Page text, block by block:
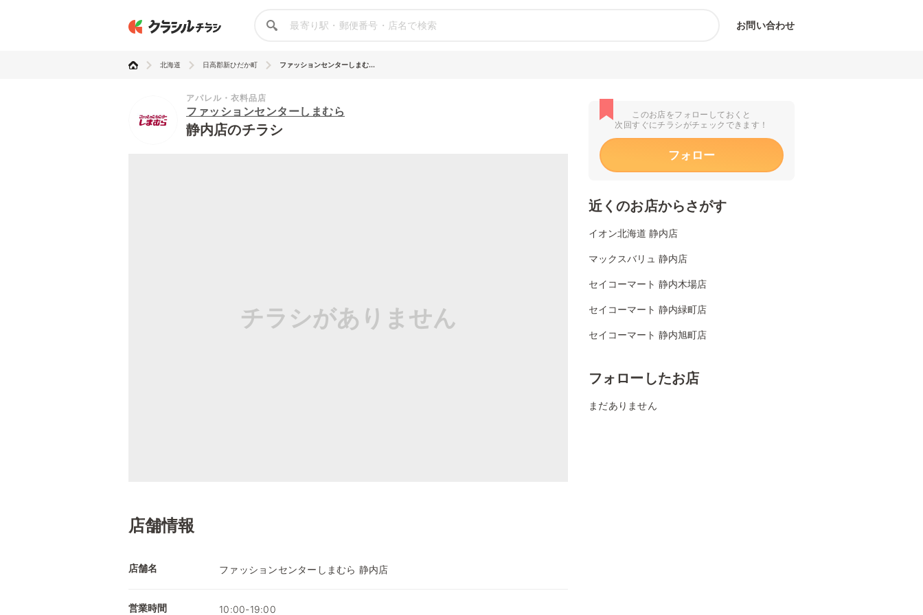
お問い合わせ
北海道 日高郡新ひだか町 ファッションセンターしまむ...
アパレル・衣料品店
ファッションセンターしまむら
静内店のチラシ
チラシがありません
店舗情報
店舗名 ファッションセンターしまむら 静内店
営業時間 10:00-19:00
このお店をフォローしておくと
次回すぐにチラシがチェックできます！
フォロー
近くのお店からさがす
イオン北海道 静内店
マックスバリュ 静内店
セイコーマート 静内木場店
セイコーマート 静内緑町店
セイコーマート 静内旭町店
フォローしたお店
まだありません